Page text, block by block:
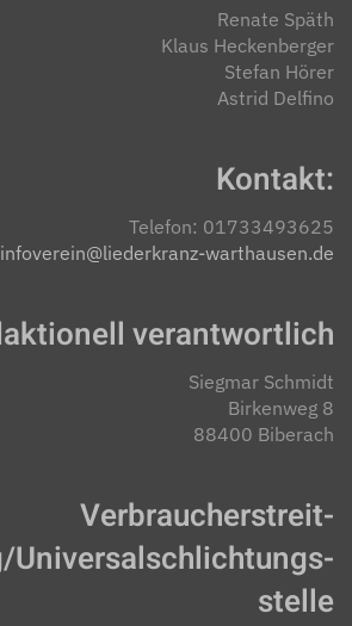
Renate Späth
Klaus Heckenberger
Stefan Hörer
Astrid Delfino
Kontakt:
Telefon: 01733493625
infoverein@liederkranz-warthausen.de
verantwortlich
Siegmar Schmidt
Birkenweg 8
88400 Biberach
Verbraucher­streit­
Universal­schlichtungs­
stelle